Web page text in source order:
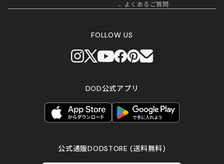
よくあるご質問
FOLLOW US
DOD公式アプリ
公式通販DODSTORE(送料無料)